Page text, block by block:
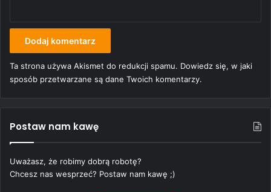
Ta strona używa Akismet do redukcji spamu. Dowiedz się, w jaki
sposób przetwarzane są dane Twoich komentarzy.
Postaw nam kawę
Uważasz, że robimy dobrą robotę?
Chcesz nas wesprzeć? Postaw nam kawę ;)